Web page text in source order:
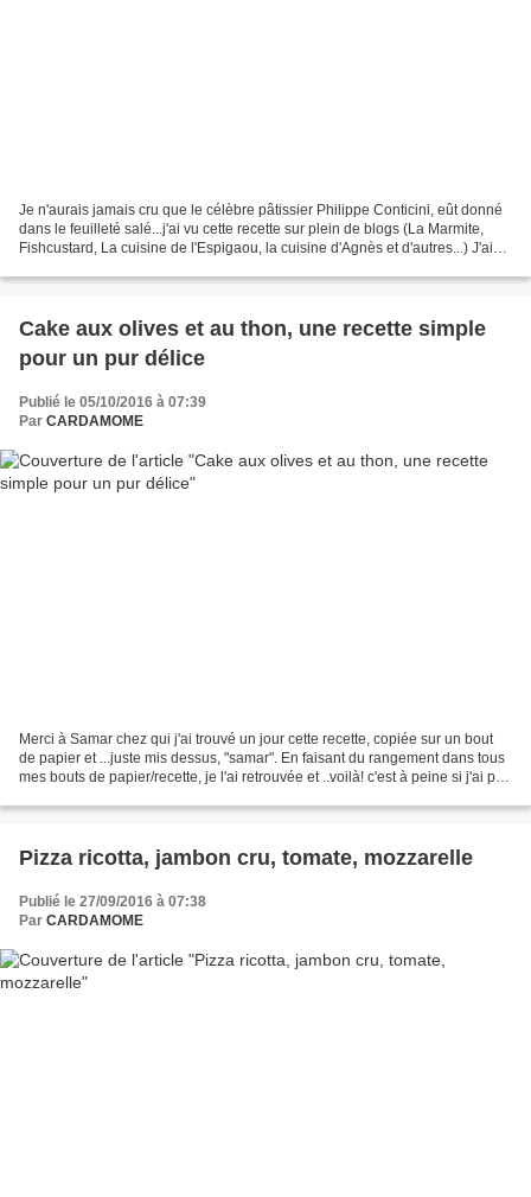
Je n'aurais jamais cru que le célèbre pâtissier Philippe Conticini, eût donné
dans le feuilleté salé...j'ai vu cette recette sur plein de blogs (La Marmite,
Fishcustard, La cuisine de l'Espigaou, la cuisine d'Agnès et d'autres...) J'ai
Cake aux olives et au thon, une recette simple
pour un pur délice
Publié le 05/10/2016 à 07:39
Par CARDAMOME
Merci à Samar chez qui j'ai trouvé un jour cette recette, copiée sur un bout
de papier et ...juste mis dessus, "samar". En faisant du rangement dans tous
mes bouts de papier/recette, je l'ai retrouvée et ..voilà! c'est à peine si j'ai pu
Pizza ricotta, jambon cru, tomate, mozzarelle
Publié le 27/09/2016 à 07:38
Par CARDAMOME